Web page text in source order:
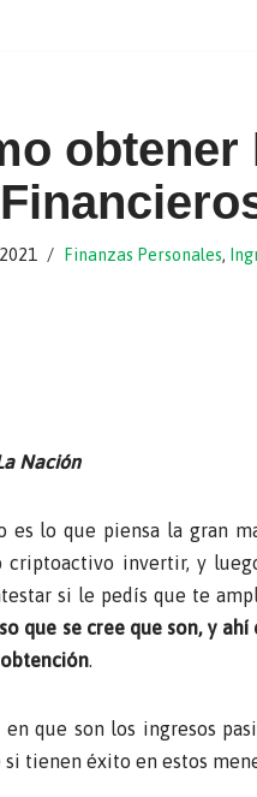
Finanzas Personales,
Nación
es lo que piensa la gran
invertir, y
si le pedís que te
que se cree que son, y
.
que son los ingresos
tienen éxito en estos